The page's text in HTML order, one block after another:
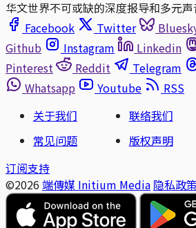
华文世界不可或缺的深度报导和多元
Facebook
Twitter
Github
Instagram Linkedin
Pinterest
Reddit Telegram
Whatsapp
Youtube
RSS
关于我们
联络我们
常见问题
版权声明
订阅支持
©2026 端傳媒 Initium Media 隐私政策